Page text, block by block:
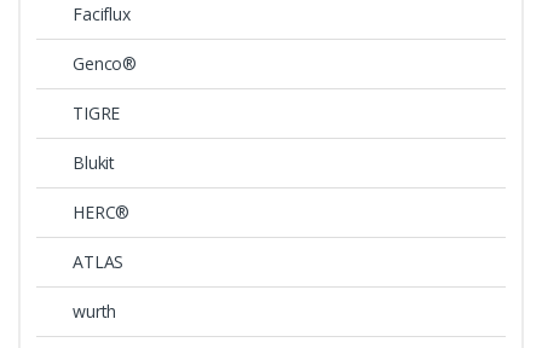
Faciflux
Genco®
TIGRE
Blukit
HERC®
ATLAS
wurth